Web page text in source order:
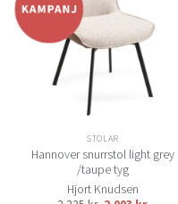
till i
önskelistan
STOLAR
Hannover snurrstol light grey
/taupe tyg
Hjort Knudsen